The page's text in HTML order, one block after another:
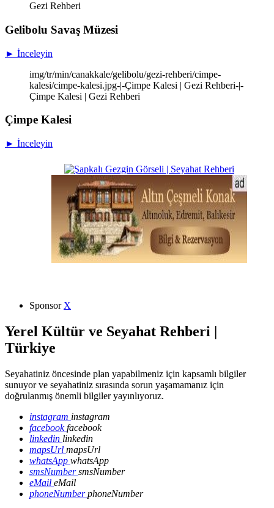
Gezi Rehberi
Gelibolu Savaş Müzesi
► İnceleyin
img/tr/min/canakkale/gelibolu/gezi-rehberi/cimpe-
kalesi/cimpe-kalesi.jpg-|-Çimpe Kalesi | Gezi Rehberi-|-
Çimpe Kalesi | Gezi Rehberi
Çimpe Kalesi
► İnceleyin
Sponsor X
Yerel Kültür ve Seyahat Rehberi |
Türkiye
Seyahatiniz öncesinde plan yapabilmeniz için kapsamlı bilgiler
sunuyor ve seyahatiniz sırasında sorun yaşamamanız için
doğrulanmış önemli bilgiler yayınlıyoruz.
instagram instagram
facebookfacebook
linkedin linkedin
mapsUrl mapsUrl
whatsApp whatsApp
smsNumbersmsNumber
eMail eMail
phoneNumberphoneNumber